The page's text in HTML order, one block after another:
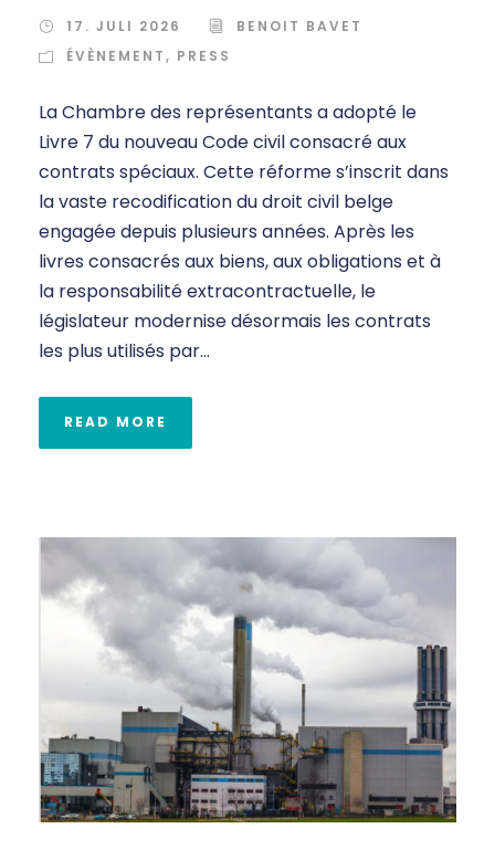
17. JULI 2026
BENOIT BAVET
ÉVÈNEMENT, PRESS
La Chambre des représentants a adopté le
Livre 7 du nouveau Code civil consacré aux
contrats spéciaux. Cette réforme s’inscrit dans
la vaste recodification du droit civil belge
engagée depuis plusieurs années. Après les
livres consacrés aux biens, aux obligations et à
la responsabilité extracontractuelle, le
législateur modernise désormais les contrats
les plus utilisés par...
READ MORE